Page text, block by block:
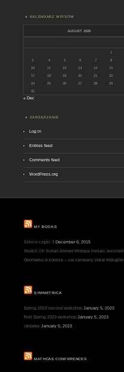
KALENDARZ WPISÓW
AUGUST 2026
1
3
4 5 6 7 8
10
11 12 13 14 15
17
18 19 20 21 22
24
25 26 27 28 29
31
« Dec
ZARZĄDZANIE
Log in
Entries feed
Comments feed
WordPress.org
MY BOOKS
Szkice część 3 December 6, 2015
Sketch 19: Sultan Ahmed Mosque mosaic revisited
Geometria w kolorze – zaczarowany świat trójkątów
SYMMETRICA
Spring 2023 second workshop January 5, 2023
First Spring 2023 workshop January 5, 2023
Updates January 5, 2023
MATHCAS CONFERENCES